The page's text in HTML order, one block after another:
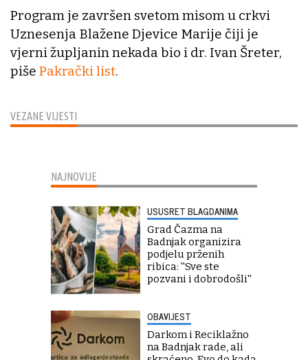
VEZANE VIJESTI
Program je završen svetom misom u crkvi
Uznesenja Blažene Djevice Marije čiji je
vjerni župljanin nekada bio i dr. Ivan Šreter,
piše Pakrački list.
NAJNOVIJE
USUSRET BLAGDANIMA
Grad Čazma na
Badnjak organizira
podjelu prženih
ribica: ''Sve ste
pozvani i dobrodošli''
OBAVIJEST
Darkom i Reciklažno
na Badnjak rade, ali